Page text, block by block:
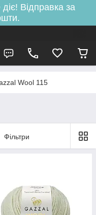
Відправка за
Wool 115
Фільтри